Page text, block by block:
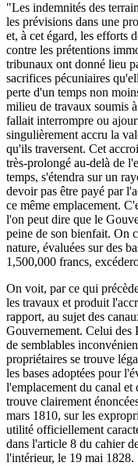
"Les indemnités des
les prévisions dans une
et, à cet égard, les efforts
contre les prétentions
tribunaux ont donné lieu
sacrifices pécuniaires
perte d'un temps non
milieu de travaux soumis
fallait interrompre ou
singulièrement accru la
qu'ils traversent. Cet
très-prolongé au-delà de
temps, s'étendra sur un
devoir pas être payé par
ce même emplacement.
l'on peut dire que le
peine de son bienfait. On
nature, évaluées sur des
1,500,000 francs,
On voit, par ce qui
les travaux et produit
rapport, au sujet des
Gouvernement. Celui des
de semblables
propriétaires se trouve
les bases adoptées pour
l'emplacement du canal et
trouve clairement
mars 1810, sur les
utilité officiellement
dans l'article 8 du cahier
l'intérieur, le 19 mai 1828.